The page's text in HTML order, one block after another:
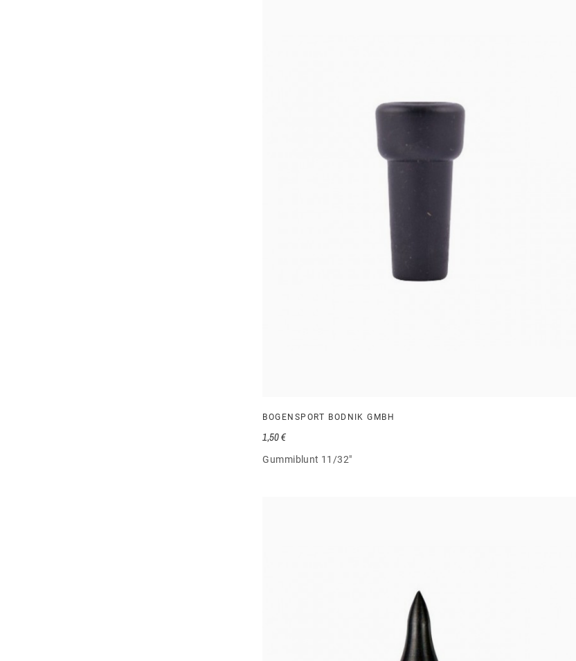
BOGENSPORT BODNIK GMBH
Gummiblunt 11/32"
1,50 €